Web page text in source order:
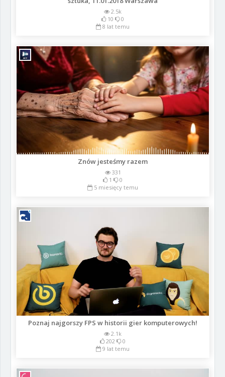
2.5k
10
0
8 lat temu
Znów jesteśmy razem
331
1
0
5 miesięcy temu
Poznaj najgorszy FPS w historii gier komputerowych!
2.1k
202
0
9 lat temu